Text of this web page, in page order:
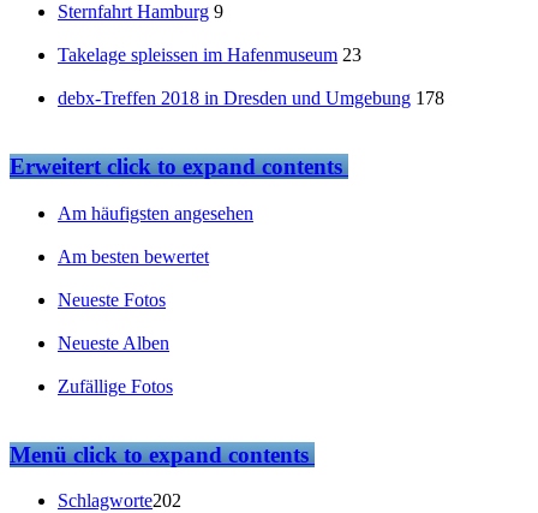
Sternfahrt Hamburg 9
Takelage spleissen im Hafenmuseum 23
debx-Treffen 2018 in Dresden und Umgebung 178
Erweitertclick to expand contents
Am häufigsten angesehen
Am besten bewertet
Neueste Fotos
Neueste Alben
Zufällige Fotos
Menüclick to expand contents
Schlagworte202